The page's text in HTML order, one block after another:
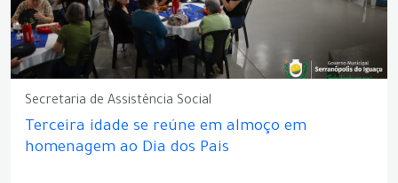
Secretaria de Assistência Social
Terceira idade se reúne em almoço em
homenagem ao Dia dos Pais